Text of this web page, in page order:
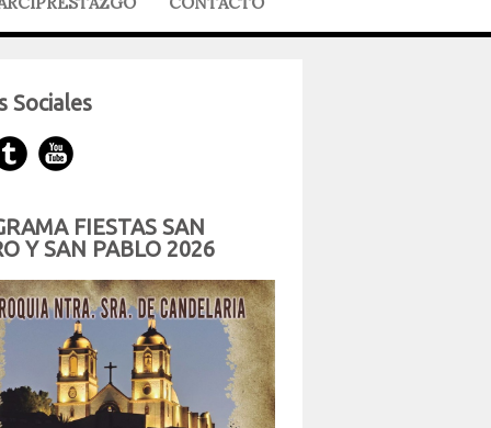
Sociales
FIESTAS SAN
Y SAN PABLO 2026